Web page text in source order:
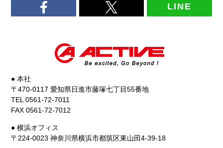
LINE
● 本社
〒470-0117 愛知県日進市藤塚七丁目55番地
TEL 0561-72-7011
FAX 0561-72-7012
● 横浜オフィス
〒224-0023 神奈川県横浜市都筑区東山田4-39-18